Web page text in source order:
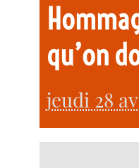
qu’on
jeudi 28